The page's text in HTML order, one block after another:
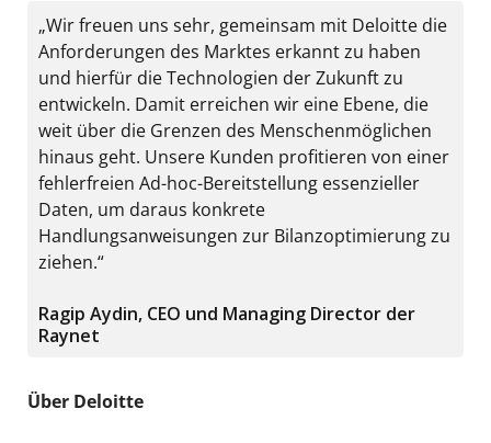
„Wir freuen uns sehr, gemeinsam mit Deloitte die
Anforderungen des Marktes erkannt zu haben
und hierfür die Technologien der Zukunft zu
entwickeln. Damit erreichen wir eine Ebene, die
weit über die Grenzen des Menschenmöglichen
hinaus geht. Unsere Kunden profitieren von einer
fehlerfreien Ad-hoc-Bereitstellung essenzieller
Daten, um daraus konkrete
Handlungsanweisungen zur Bilanzoptimierung zu
ziehen.“
Ragip Aydin, CEO und Managing Director der
Raynet
Über Deloitte